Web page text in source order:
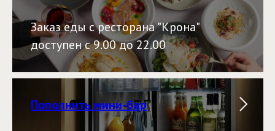
Заказ еды с ресторана "Крона"
доступен с 9.00 до 22.00
Пополнить мини-бар